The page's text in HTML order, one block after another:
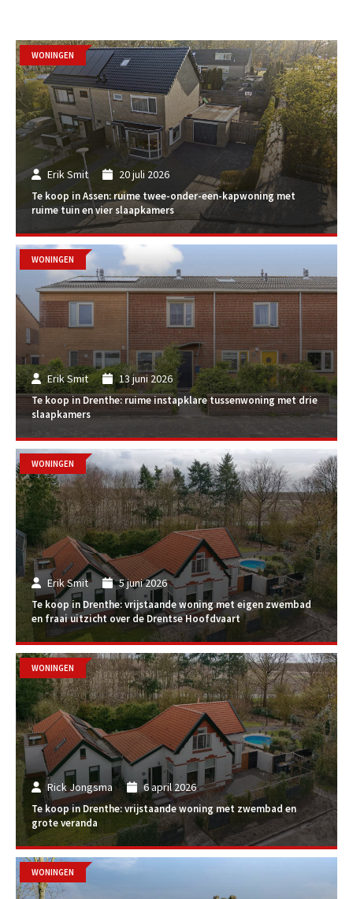
Erik Smit 20 juli 2026
Te koop in Assen: ruime twee-onder-een-kapwoning met
ruime tuin en vier slaapkamers
WONINGEN
Erik Smit 13 juni 2026
Te koop in Drenthe: ruime instapklare tussenwoning met drie
slaapkamers
WONINGEN
Erik Smit 5 juni 2026
Te koop in Drenthe: vrijstaande woning met eigen zwembad
en fraai uitzicht over de Drentse Hoofdvaart
WONINGEN
Rick Jongsma 6 april 2026
Te koop in Drenthe: vrijstaande woning met zwembad en
grote veranda
WONINGEN
WONINGEN